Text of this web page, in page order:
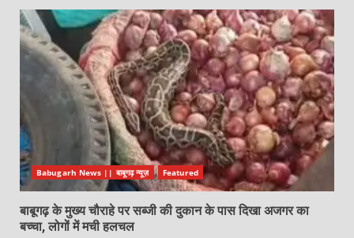
Babugarh News || बाबूगढ़ न्यूज़ Featured
बाबूगढ़ के मुख्य चौराहे पर सब्जी की दुकान के पास दिखा अजगर का
बच्चा, लोगों में मची हलचल